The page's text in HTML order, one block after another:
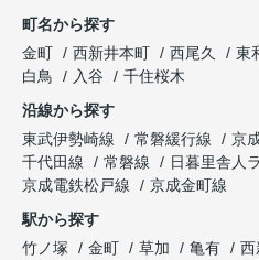
町名から探す
金町
西新井本町 西尾久 東
白鳥
入谷
千住桜木
沿線から探す
東武伊勢崎線
常磐緩行線 京
千代田線
常磐線 日暮里舎人
京成電鉄松戸線
京成金町線
駅から探す
竹ノ塚
金町 草加 亀有 西